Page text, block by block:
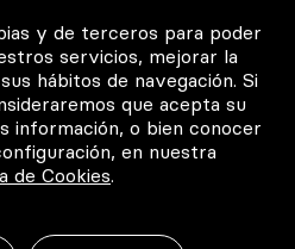
y de terceros para poder
servicios, mejorar la
hábitos de navegación. Si
que acepta su
información, o bien conocer
en nuestra
de Cookies.